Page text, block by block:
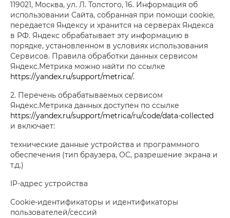
119021, Москва, ул. Л. Толстого, 16. Информация об
использовании Сайта, собранная при помощи cookie,
передается Яндексу и хранится на серверах Яндекса
в РФ. Яндекс обрабатывает эту информацию в
порядке, установленном в условиях использования
Сервисов. Правила обработки данных сервисом
Яндекс.Метрика можно найти по ссылке
https://yandex.ru/support/metrica/.
2. Перечень обрабатываемых сервисом
Яндекс.Метрика данных доступен по ссылке
https://yandex.ru/support/metrica/ru/code/data-collected
и включает:
технические данные устройства и программного
обеспечения (тип браузера, ОС, разрешение экрана и
т.д.)
IP-адрес устройства
Cookie-идентификаторы и идентификаторы
пользователей/сессий